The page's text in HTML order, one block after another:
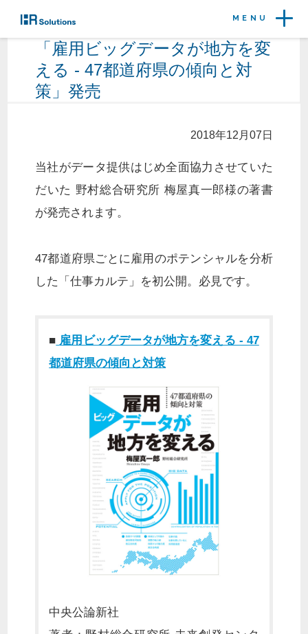
MENU
「雇用ビッグデータが地方を変
える - 47都道府県の傾向と対
策」発売
2018年12月07日
当社がデータ提供はじめ全面協力させていた
だいた 野村総合研究所 梅屋真一郎様の著書
が発売されます。
47都道府県ごとに雇用のポテンシャルを分析
した「仕事カルテ」を初公開。必見です。
■ 雇用ビッグデータが地方を変える - 47
都道府県の傾向と対策
中央公論新社